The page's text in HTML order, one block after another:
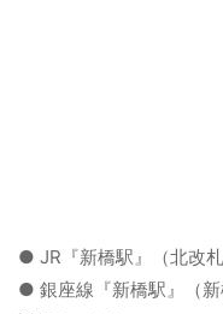
● JR『新橋駅』（北改
● 銀座線『新橋駅』（